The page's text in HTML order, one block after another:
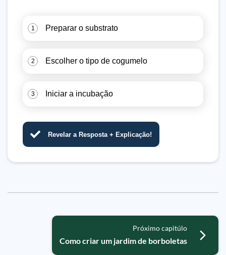
1 Preparar o substrato
2 Escolher o tipo de cogumelo
3 Iniciar a incubação
Revelar a Resposta + Explicação!
Próximo capitúlo
Como criar um jardim de borboletas